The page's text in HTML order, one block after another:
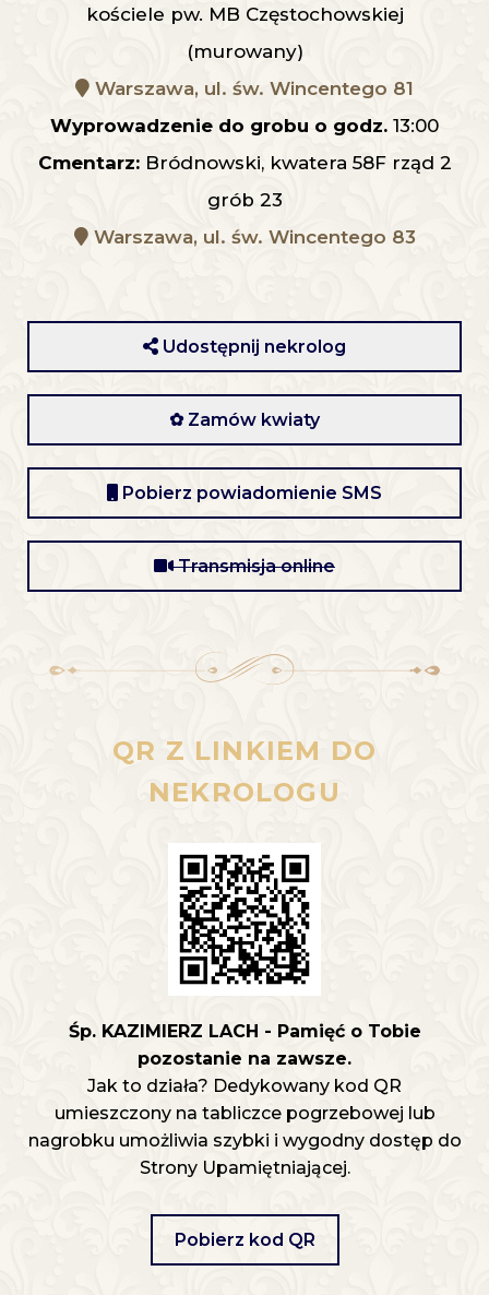
kościele pw. MB Częstochowskiej
(murowany)
Warszawa, ul. św. Wincentego 81
Wyprowadzenie do grobu o godz. 13:00
Cmentarz:Bródnowski, kwatera 58F rząd 2
grób 23
Warszawa, ul. św. Wincentego 83
Udostępnij nekrolog
✿ Zamów kwiaty
Pobierz powiadomienie SMS
Transmisja online
QR Z LINKIEM DO
NEKROLOGU
Śp. KAZIMIERZ LACH - Pamięć o Tobie
pozostanie na zawsze.
Jak to działa? Dedykowany kod QR
umieszczony na tabliczce pogrzebowej lub
nagrobku umożliwia szybki i wygodny dostęp do
Strony Upamiętniającej.
Pobierz kod QR